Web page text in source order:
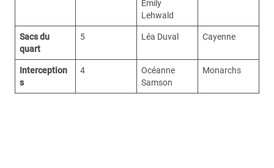
Emily
Lehwald
Sacs du
quart
5 Léa Duval Cayenne
Interception
s
4
Océanne
Samson
Monarchs